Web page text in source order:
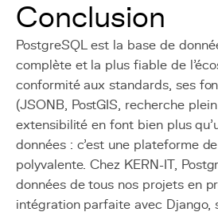
Conclusion
PostgreSQL est la base de
complète et la plus fiable de
conformité aux standards, ses
(JSONB, PostGIS, recherche
extensibilité en font bien plus
données : c'est une plateforme
polyvalente. Chez KERN-IT,
données de tous nos projets en
intégration parfaite avec Django,